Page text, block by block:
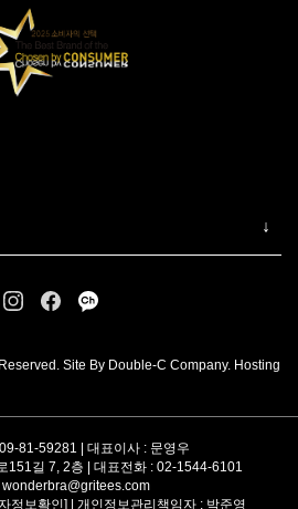
Site By Double-C Company. Hosting
81-59281 | 대표이사 : 문영우
151길 7, 2층 | 대표전화 : 02-1544-6101
wonderbra@gritees.com
정보확인] | 개인정보관리책임자 : 박준영